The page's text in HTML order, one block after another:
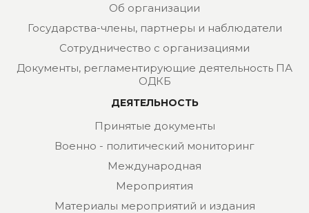
Об организации
Государства-члены, партнеры и наблюдатели
Сотрудничество с организациями
Документы, регламентирующие деятельность ПА
ОДКБ
ДЕЯТЕЛЬНОСТЬ
Принятые документы
Военно - политический мониторинг
Международная
Мероприятия
Материалы мероприятий и издания